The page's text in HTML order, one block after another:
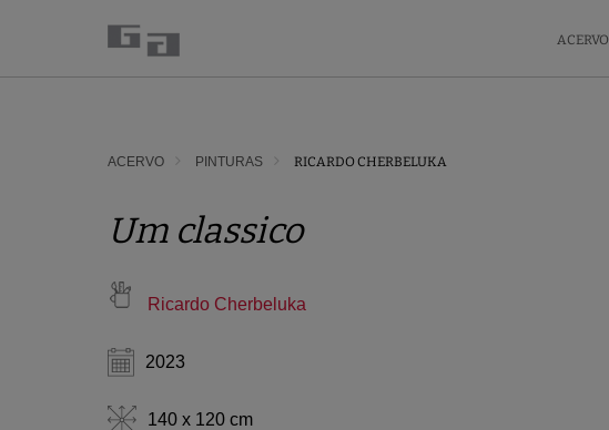
ACERVO
ACERVO PINTURAS RICARDO CHERBELUKA
Um classico
Ricardo Cherbeluka
2023
140 x 120 cm